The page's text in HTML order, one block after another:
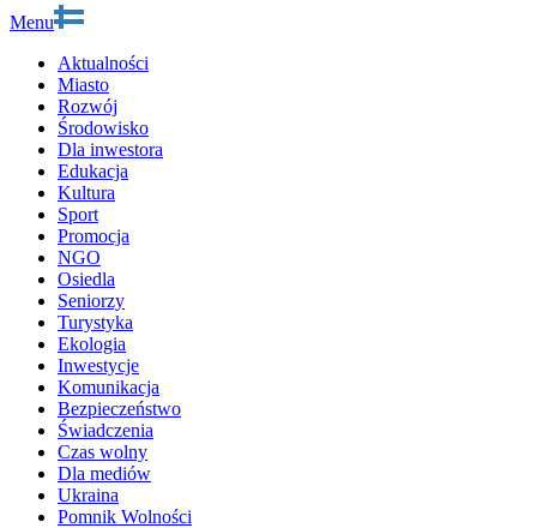
Menu
Aktualności
Miasto
Rozwój
Środowisko
Dla inwestora
Edukacja
Kultura
Sport
Promocja
NGO
Osiedla
Seniorzy
Turystyka
Ekologia
Inwestycje
Komunikacja
Bezpieczeństwo
Świadczenia
Czas wolny
Dla mediów
Ukraina
Pomnik Wolności